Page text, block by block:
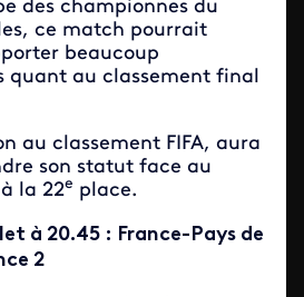
des championnes du
ce match pourrait
beaucoup
quant au classement final
au classement FIFA, aura
son statut face au
la 22e place.
à 20.45 : France-Pays de
2